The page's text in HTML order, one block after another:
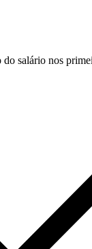
do salário nos